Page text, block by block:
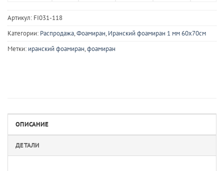
Артикул: FI031-118
Категории: Распродажа,Фоамиран, Иранский фоамиран 1 мм 60х70см
Метки: иранский фоамиран,фоамиран
ОПИСАНИЕ
ДЕТАЛИ